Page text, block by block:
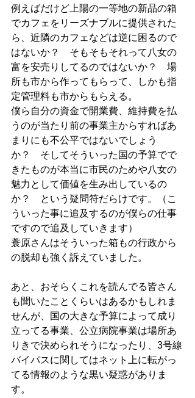
例えばだけど上陽の一等地の新品の箱
でカフェをリーズナブルに提供された
ら、近隣のカフェなどは逆に困るので
はないか？　そもそもそれって八女の
富を安売りしてるのではないか？　場
所も市から作ってもらって、しかも指
定管理料も市からもらえる。
僕ら自分の資金で開業費、維持費を払
うのが当たり前の事業主からすればあ
まりにも不公平ではないでしょう
か？　そしてそういった国の予算でで
きたものが本当に市民のためや八女の
魅力として価値を生み出しているの
か？　という疑問符だらけです。（こ
ういった事に追及するのが僕らの仕事
ですので追及していきます）
蓑原さんはそういった箱もの行政から
の脱却も強く訴えていました。
あと、おそらくこれを読んでる皆さん
も聞いたことくらいはあるかもしれま
せんが、国の大きな予算によって成り
立ってる事業、公立病院事業は場所あ
りきで決められそうになったり、3号線
バイパスに関してはネット上に転がっ
てる情報のような黒い疑惑がありま
す。